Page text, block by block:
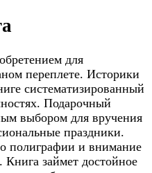
для
переплете. Историки
систематизированный
Подарочный
выбором для вручения
праздники.
полиграфии и внимание
Книга займет достойное